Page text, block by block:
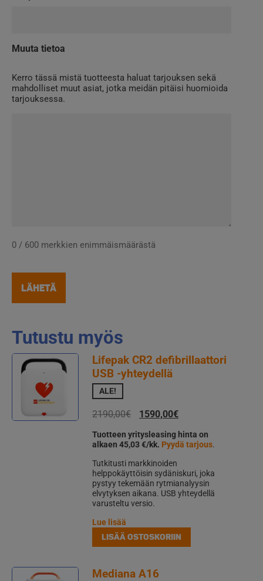
Muuta tietoa
Kerro tässä mistä tuotteesta haluat tarjouksen sekä
mahdolliset muut asiat, jotka meidän pitäisi huomioida
tarjouksessa.
0 / 600 merkkien enimmäismäärästä
Tutustu myös
Lifepak CR2 defibrillaattori
USB -yhteydellä
ALE!
2190,00€
Alkuperäinen
oli:
2190,00€.
1590,00€Nykyinen
on:
1590,00€.
Tuotteen yritysleasing hinta on
alkaen 45,03 €/kk. Pyydä tarjous.
Tutkitusti markkinoiden
helppokäyttöisin sydäniskuri, joka
pystyy tekemään rytmianalyysin
elvytyksen aikana. USB yhteydellä
varusteltu versio.
Lue lisää
LISÄÄ OSTOSKORIIN
Mediana A16